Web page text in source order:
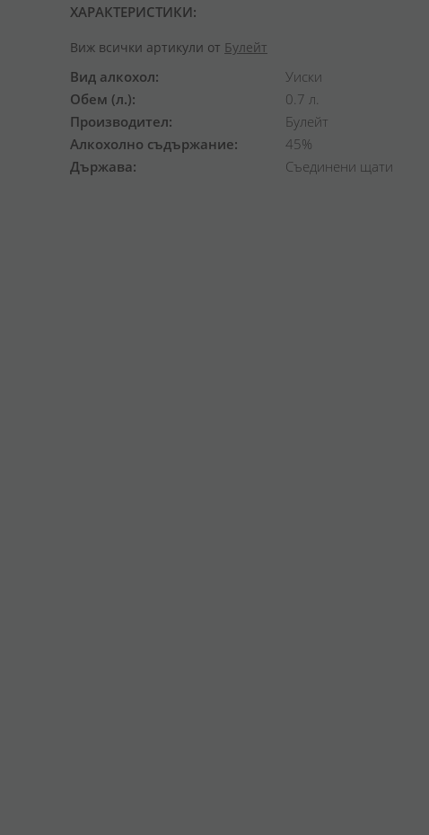
ХАРАКТЕРИСТИКИ:
Виж всички артикули от Булейт
Вид алкохол
Уиски
Обем (л.)
0.7 л.
Производител
Булейт
Алкохолно съдържание
45%
Държава
Съединени щати